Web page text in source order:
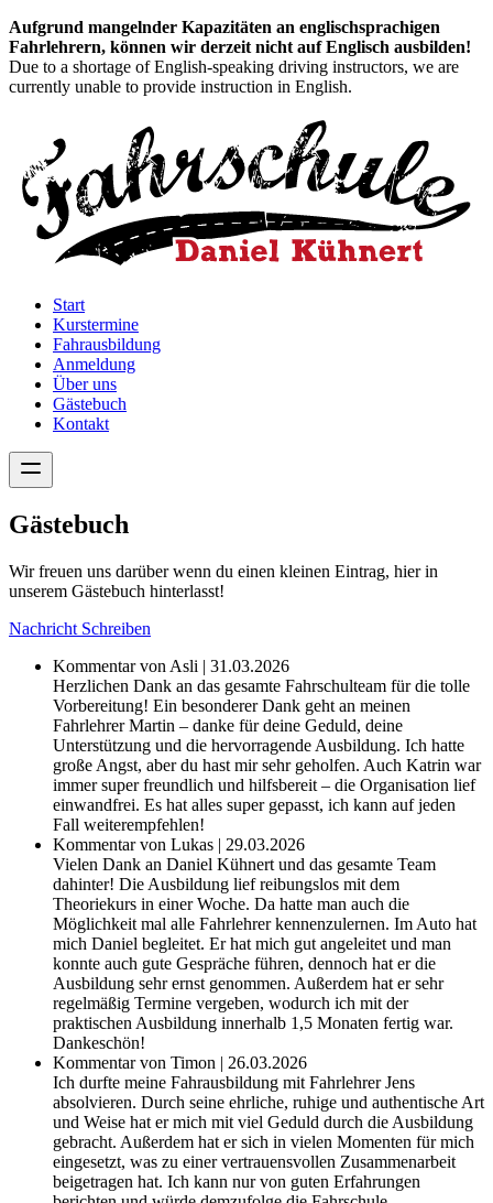
Aufgrund mangelnder Kapazitäten an englischsprachigen
Fahrlehrern, können wir derzeit nicht auf Englisch ausbilden!
Due to a shortage of English-speaking driving instructors, we are
currently unable to provide instruction in English.
Start
Kurstermine
Fahrausbildung
Anmeldung
Über uns
Gästebuch
Kontakt
Gästebuch
Wir freuen uns darüber wenn du einen kleinen Eintrag, hier in
unserem Gästebuch hinterlasst!
Nachricht Schreiben
Kommentar von Asli | 31.03.2026
Herzlichen Dank an das gesamte Fahrschulteam für die tolle
Vorbereitung! Ein besonderer Dank geht an meinen
Fahrlehrer Martin – danke für deine Geduld, deine
Unterstützung und die hervorragende Ausbildung. Ich hatte
große Angst, aber du hast mir sehr geholfen. Auch Katrin war
immer super freundlich und hilfsbereit – die Organisation lief
einwandfrei. Es hat alles super gepasst, ich kann auf jeden
Fall weiterempfehlen!
Kommentar von Lukas | 29.03.2026
Vielen Dank an Daniel Kühnert und das gesamte Team
dahinter! Die Ausbildung lief reibungslos mit dem
Theoriekurs in einer Woche. Da hatte man auch die
Möglichkeit mal alle Fahrlehrer kennenzulernen. Im Auto hat
mich Daniel begleitet. Er hat mich gut angeleitet und man
konnte auch gute Gespräche führen, dennoch hat er die
Ausbildung sehr ernst genommen. Außerdem hat er sehr
regelmäßig Termine vergeben, wodurch ich mit der
praktischen Ausbildung innerhalb 1,5 Monaten fertig war.
Dankeschön!
Kommentar von Timon | 26.03.2026
Ich durfte meine Fahrausbildung mit Fahrlehrer Jens
absolvieren. Durch seine ehrliche, ruhige und authentische Art
und Weise hat er mich mit viel Geduld durch die Ausbildung
gebracht. Außerdem hat er sich in vielen Momenten für mich
eingesetzt, was zu einer vertrauensvollen Zusammenarbeit
beigetragen hat. Ich kann nur von guten Erfahrungen